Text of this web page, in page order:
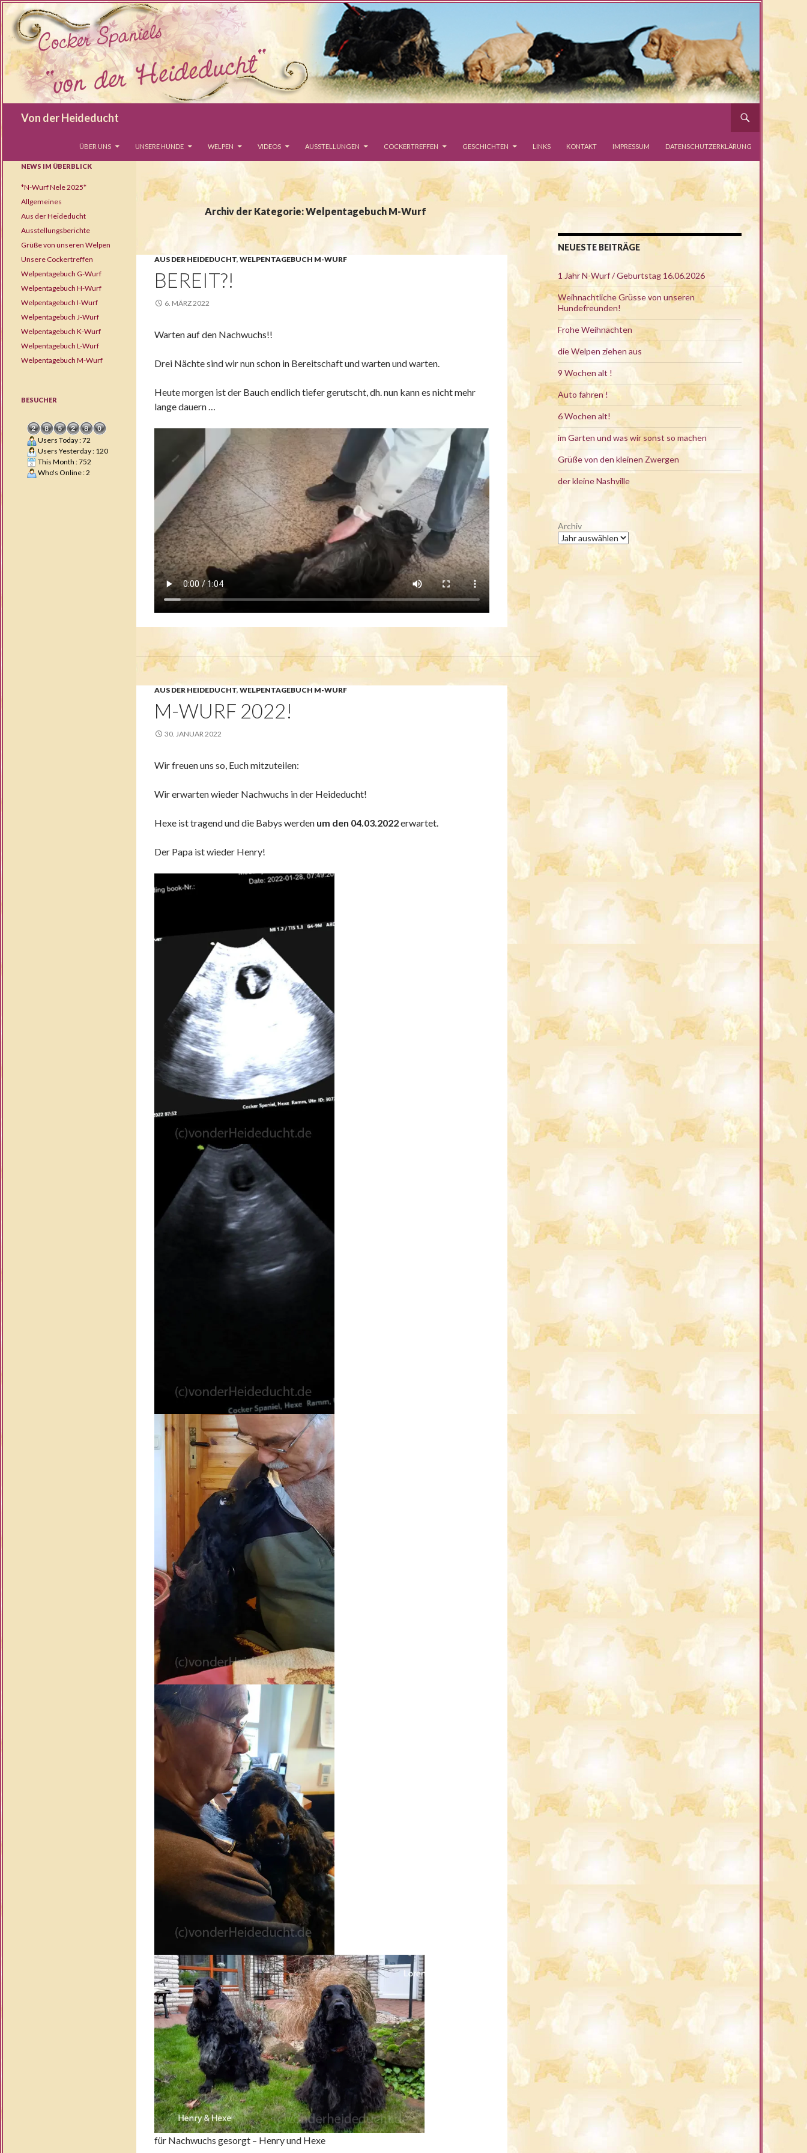
Von der Heideducht
ÜBER UNS
UNSERE HUNDE WELPEN VIDEOS AUSSTELLUNGEN COCKERTREFFEN GESCHICHTEN LINKS KONTAKT IMPRESSUM DATENSCHUTZERKLÄRUNG
Archiv der Kategorie: Welpentagebuch M-Wurf
AUS DER HEIDEDUCHT, WELPENTAGEBUCH M-WURF
BEREIT?!
6. MÄRZ 2022
Warten auf den Nachwuchs!!
Drei Nächte sind wir nun schon in Bereitschaft und warten und warten.
Heute morgen ist der Bauch endlich tiefer gerutscht, dh. nun kann es nicht mehr
lange dauern …
AUS DER HEIDEDUCHT, WELPENTAGEBUCH M-WURF
M-WURF 2022!
30. JANUAR 2022
Wir freuen uns so, Euch mitzuteilen:
Wir erwarten wieder Nachwuchs in der Heideducht!
Hexe ist tragend und die Babys werden um den 04.03.2022erwartet.
Der Papa ist wieder Henry!
für Nachwuchs gesorgt – Henry und Hexe
NEUESTE BEITRÄGE
1 Jahr N-Wurf / Geburtstag 16.06.2026
Weihnachtliche Grüsse von unseren
Hundefreunden!
Frohe Weihnachten
die Welpen ziehen aus
9 Wochen alt !
Auto fahren !
6 Wochen alt!
im Garten und was wir sonst so machen
Grüße von den kleinen Zwergen
der kleine Nashville
Archiv
NEWS IM ÜBERBLICK
*N-Wurf Nele 2025*
Allgemeines
Aus der Heideducht
Ausstellungsberichte
Grüße von unseren Welpen
Unsere Cockertreffen
Welpentagebuch G-Wurf
Welpentagebuch H-Wurf
Welpentagebuch I-Wurf
Welpentagebuch J-Wurf
Welpentagebuch K-Wurf
Welpentagebuch L-Wurf
Welpentagebuch M-Wurf
BESUCHER
Users Today : 72
Users Yesterday : 120
This Month : 752
Who's Online : 2